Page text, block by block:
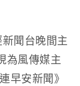
聞台晚間主
為風傳媒主
早安新聞》